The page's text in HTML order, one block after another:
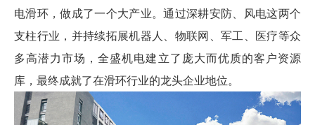
电滑环，做成了一个大产业。通过深耕安防、风电这两个
支柱行业，并持续拓展机器人、物联网、军工、医疗等众
多高潜力市场，全盛机电建立了庞大而优质的客户资源
库，最终成就了在滑环行业的龙头企业地位。